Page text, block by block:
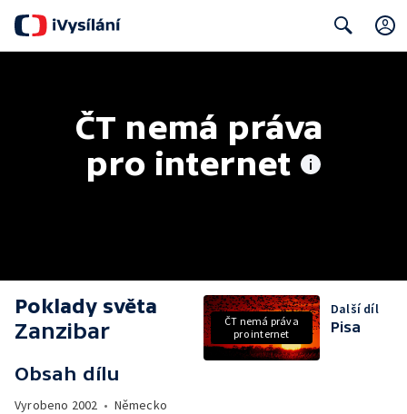
ČT nemá práva
pro internet
Poklady světa
Zanzibar
Obsah dílu
Vyrobeno 2002 • Německo
ČT nemá práva
pro internet
Další díl
Pisa